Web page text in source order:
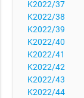
K2022/37
K2022/38
K2022/39
K2022/40
K2022/41
K2022/42
K2022/43
K2022/44